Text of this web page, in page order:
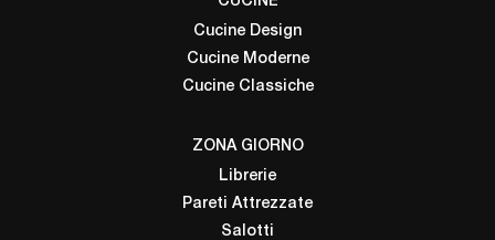
Cucine Design
Cucine Moderne
Cucine Classiche
ZONA GIORNO
Librerie
Pareti Attrezzate
Salotti